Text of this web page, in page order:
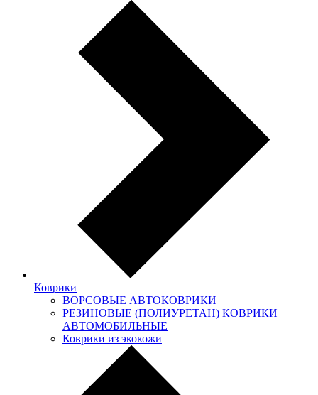
Коврики
ВОРСОВЫЕ АВТОКОВРИКИ
РЕЗИНОВЫЕ (ПОЛИУРЕТАН) КОВРИКИ
АВТОМОБИЛЬНЫЕ
Коврики из экокожи